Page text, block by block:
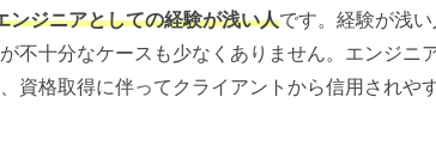
ンジニアとしての経験が浅い人です。経験が浅
不十分なケースも少なくありません。エンジニ
資格取得に伴ってクライアントから信用されや